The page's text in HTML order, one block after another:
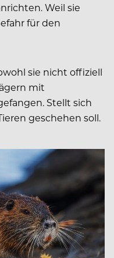
Weil sie
für den
sie nicht offiziell
mit
Stellt sich
geschehen soll.